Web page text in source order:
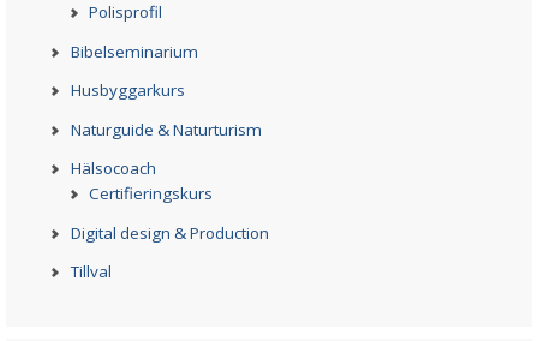
Polisprofil
Bibelseminarium
Husbyggarkurs
Naturguide & Naturturism
Hälsocoach
Certifieringskurs
Digital design & Production
Tillval